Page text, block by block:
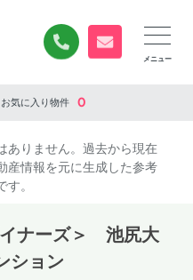
0120-840-834
無料お問い合
お気に入り物件 0
ありません。過去から現在
産情報を元に生成した参考
。
イナーズ＞ 池尻大
ション